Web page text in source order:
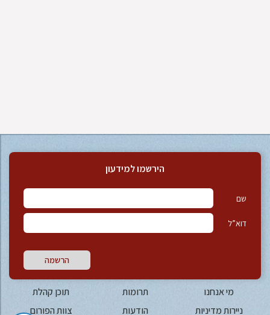
הירשמו למידעון
שם
דוא”ל
הרשמה
מי אנחנו תרומות
תוכן קהלת
ניירות מדיניות
הודעות צוות הפורום